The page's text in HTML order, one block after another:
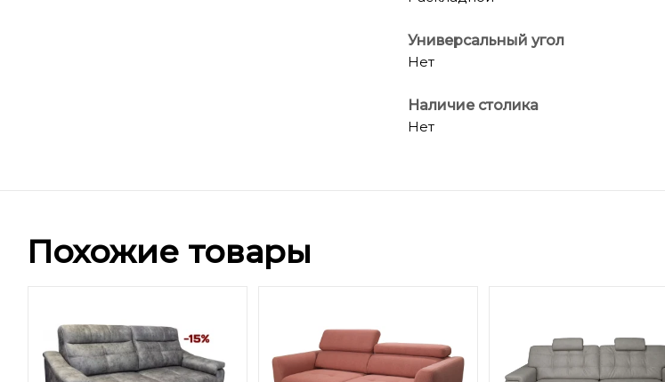
Универсальный угол
Нет
Наличие столика
Нет
Похожие товары